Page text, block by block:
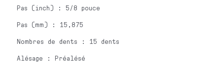
Pas (inch) : 5/8 pouce
Pas (mm) : 15,875
Nombres de dents : 15 dents
Alésage : Préalésé